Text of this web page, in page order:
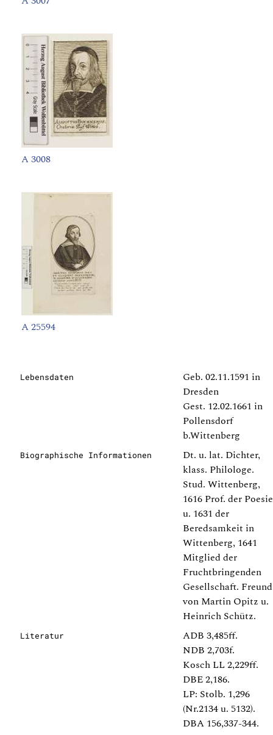
A 3008
A 25594
Lebensdaten
Geb. 02.11.1591 in
Dresden
Gest. 12.02.1661 in
Pollensdorf
b.Wittenberg
Biographische Informationen
Dt. u. lat. Dichter,
klass. Philologe.
Stud. Wittenberg,
1616 Prof. der Poesie
u. 1631 der
Beredsamkeit in
Wittenberg, 1641
Mitglied der
Fruchtbringenden
Gesellschaft. Freund
von Martin Opitz u.
Heinrich Schütz.
Literatur
ADB 3,485ff.
NDB 2,703f.
Kosch LL 2,229ff.
DBE 2,186.
LP: Stolb. 1,296
(Nr.2134 u. 5132).
DBA 156,337-344.